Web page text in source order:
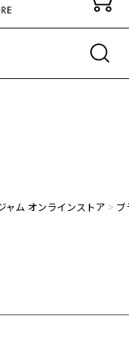
いて
ャム オンラインストア ブ